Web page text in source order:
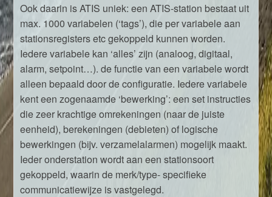
Ook daarin is ATIS uniek: een ATIS-station bestaat uit
max. 1000 variabelen (‘tags’), die per variabele aan
stationsregisters etc gekoppeld kunnen worden.
Iedere variabele kan ‘alles’ zijn (analoog, digitaal,
alarm, setpoint…). de functie van een variabele wordt
alleen bepaald door de configuratie. Iedere variabele
kent een zogenaamde ‘bewerking’: een set instructies
die zeer krachtige omrekeningen (naar de juiste
eenheid), berekeningen (debieten) of logische
bewerkingen (bijv. verzamelalarmen) mogelijk maakt.
Ieder onderstation wordt aan een stationsoort
gekoppeld, waarin de merk/type- specifieke
communicatiewijze is vastgelegd.